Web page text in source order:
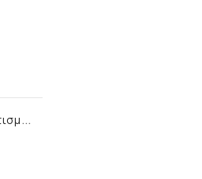
A
mhes Losebig Spray Συμπλήρωμα για Αδυνάτισμα Γκρέιπφρουτ 30ml